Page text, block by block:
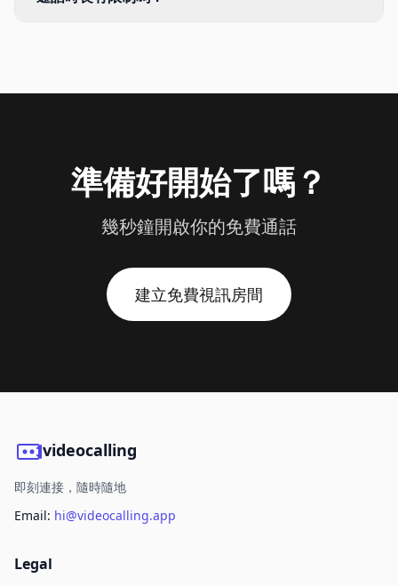
準備好開始了嗎？
幾秒鐘開啟你的免費通話
建立免費視訊房間
videocalling
即刻連接，隨時隨地
Email: hi@videocalling.app
Legal